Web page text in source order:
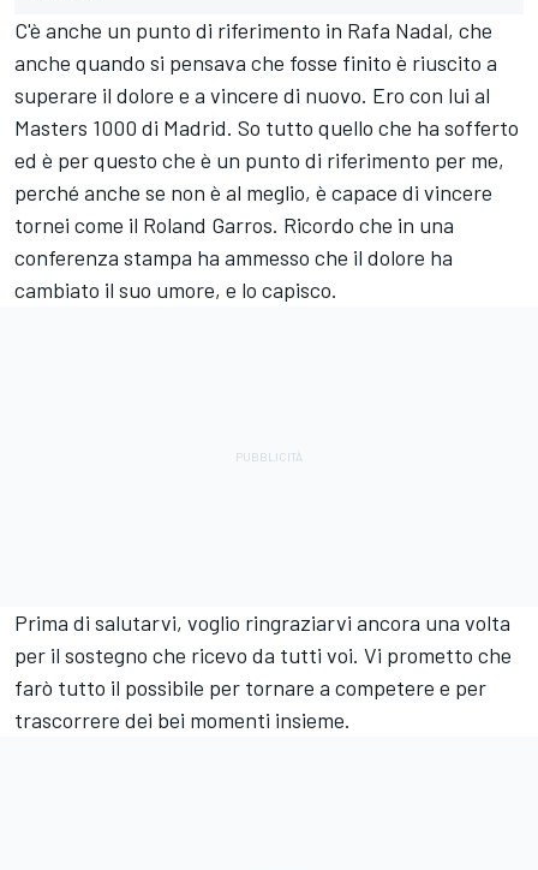
C'è anche un punto di riferimento in Rafa Nadal, che
anche quando si pensava che fosse finito è riuscito a
superare il dolore e a vincere di nuovo. Ero con lui al
Masters 1000 di Madrid. So tutto quello che ha sofferto
ed è per questo che è un punto di riferimento per me,
perché anche se non è al meglio, è capace di vincere
tornei come il Roland Garros. Ricordo che in una
conferenza stampa ha ammesso che il dolore ha
cambiato il suo umore, e lo capisco.
Prima di salutarvi, voglio ringraziarvi ancora una volta
per il sostegno che ricevo da tutti voi. Vi prometto che
farò tutto il possibile per tornare a competere e per
trascorrere dei bei momenti insieme.